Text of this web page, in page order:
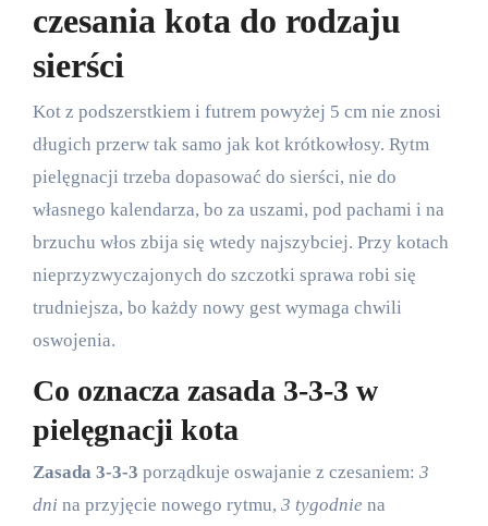
czesania kota do rodzaju
sierści
Kot z podszerstkiem i futrem powyżej 5 cm nie znosi
długich przerw tak samo jak kot krótkowłosy. Rytm
pielęgnacji trzeba dopasować do sierści, nie do
własnego kalendarza, bo za uszami, pod pachami i na
brzuchu włos zbija się wtedy najszybciej. Przy kotach
nieprzyzwyczajonych do szczotki sprawa robi się
trudniejsza, bo każdy nowy gest wymaga chwili
oswojenia.
Co oznacza zasada 3-3-3 w
pielęgnacji kota
Zasada 3-3-3 porządkuje oswajanie z czesaniem: 3
dni na przyjęcie nowego rytmu, 3 tygodnie na